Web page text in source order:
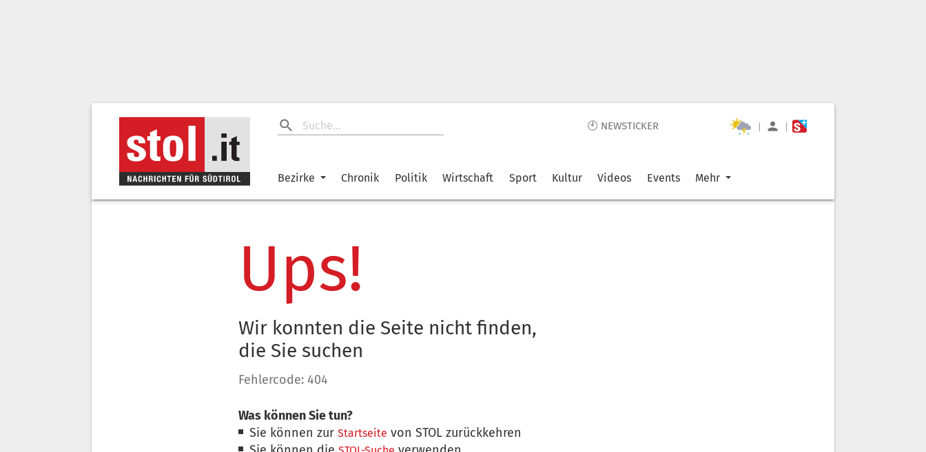
🕙 NEWSTICKER | |
Bezirke Chronik Politik Wirtschaft Sport Kultur Videos Events Mehr
Ups!
Wir konnten die Seite nicht finden,
die Sie suchen
Fehlercode: 404
Was können Sie tun?
Sie können zurStartseite von STOL zurückkehren